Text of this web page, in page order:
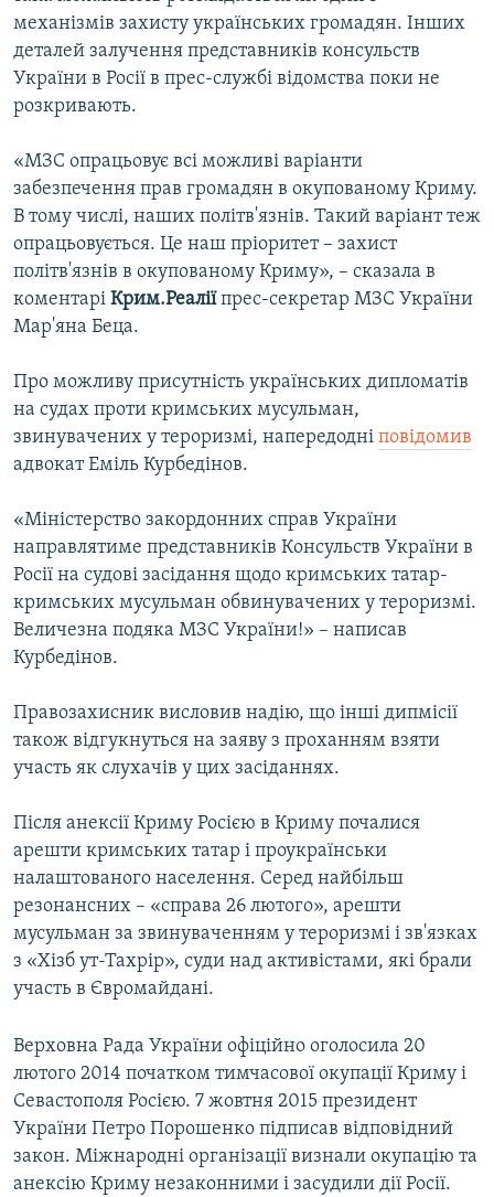
механізмів захисту українських громадян. Інших
деталей залучення представників консульств
України в Росії в прес-службі відомства поки не
розкривають.
«МЗС опрацьовує всі можливі варіанти
забезпечення прав громадян в окупованому Криму.
В тому числі, наших політв'язнів. Такий варіант теж
опрацьовується. Це наш пріоритет – захист
політв'язнів в окупованому Криму», – сказала в
коментарі Крим.Реаліїпрес-секретар МЗС України
Мар'яна Беца.
Про можливу присутність українських дипломатів
на судах проти кримських мусульман,
звинувачених у тероризмі, напередодні повідомив
адвокат Еміль Курбедінов.
«Міністерство закордонних справ України
направлятиме представників Консульств України в
Росії на судові засідання щодо кримських татар-
кримських мусульман обвинувачених у тероризмі.
Величезна подяка МЗС України!» – написав
Курбедінов.
Правозахисник висловив надію, що інші дипмісії
також відгукнуться на заяву з проханням взяти
участь як слухачів у цих засіданнях.
Після анексії Криму Росією в Криму почалися
арешти кримських татар і проукраїнськи
налаштованого населення. Серед найбільш
резонансних – «справа 26 лютого», арешти
мусульман за звинуваченням у тероризмі і зв'язках
з «Хізб ут-Тахрір», суди над активістами, які брали
участь в Євромайдані.
Верховна Рада України офіційно оголосила 20
лютого 2014 початком тимчасової окупації Криму і
Севастополя Росією. 7 жовтня 2015 президент
України Петро Порошенко підписав відповідний
закон. Міжнародні організації визнали окупацію та
анексію Криму незаконними і засудили дії Росії.